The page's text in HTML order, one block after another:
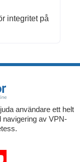
integritet på
användare ett helt
navigering av VPN-